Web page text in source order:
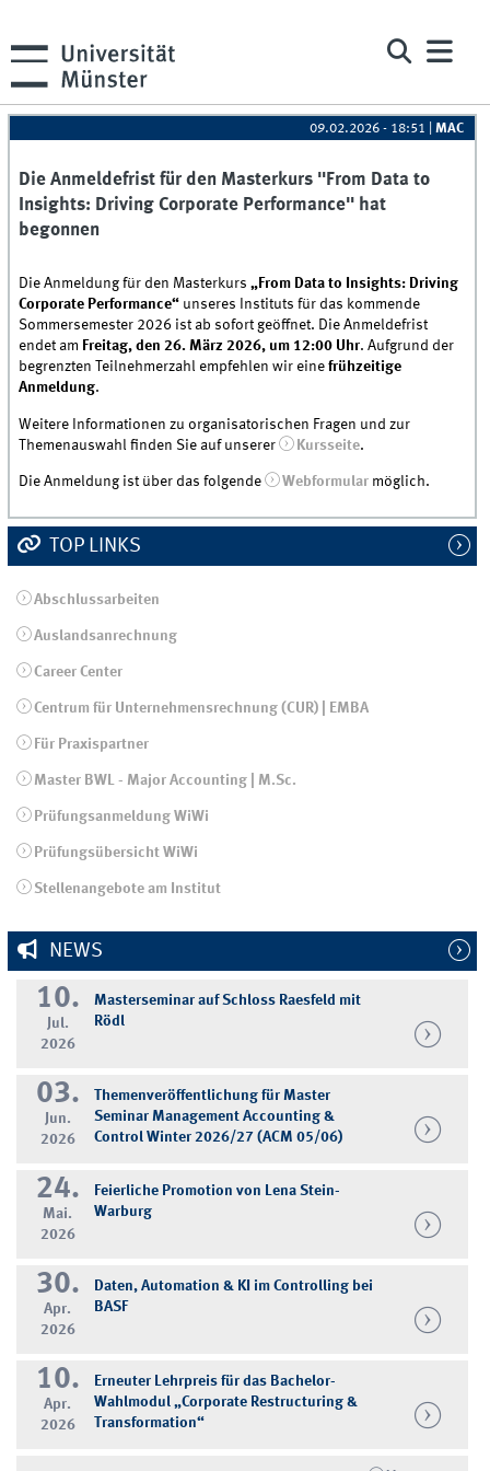
09.02.2026 - 18:51 |MAC
Die Anmeldefrist für den Masterkurs "From Data to
Insights: Driving Corporate Performance" hat
begonnen
Die Anmeldung für den Masterkurs„From Data to Insights: Driving
Corporate Performance“ unseres Instituts für das kommende
Sommersemester 2026 ist ab sofort geöffnet. Die Anmeldefrist
endet am Freitag, den 26. März 2026, um 12:00 Uhr. Aufgrund der
begrenzten Teilnehmerzahl empfehlen wir einefrühzeitige
Anmeldung.
Weitere Informationen zu organisatorischen Fragen und zur
Themenauswahl finden Sie auf unserer
Kursseite.
Die Anmeldung ist über das folgende Webformular möglich.
TOP LINKS
Abschlussarbeiten
Auslandsanrechnung
Career Center
Centrum für Unternehmensrechnung (CUR) | EMBA
Für Praxispartner
Master BWL - Major Accounting | M.Sc.
Prüfungsanmeldung WiWi
Prüfungsübersicht WiWi
Stellenangebote am Institut
NEWS
10.
Jul.
2026
Masterseminar auf Schloss Raesfeld mit
Rödl
03.
Jun.
2026
Themenveröffentlichung für Master
Seminar Management Accounting &
Control Winter 2026/27 (ACM 05/06)
24.
Mai.
2026
Feierliche Promotion von Lena Stein-
Warburg
30.
Apr.
2026
Daten, Automation & KI im Controlling bei
BASF
10.
Apr.
2026
Erneuter Lehrpreis für das Bachelor-
Wahlmodul „Corporate Restructuring &
Transformation“